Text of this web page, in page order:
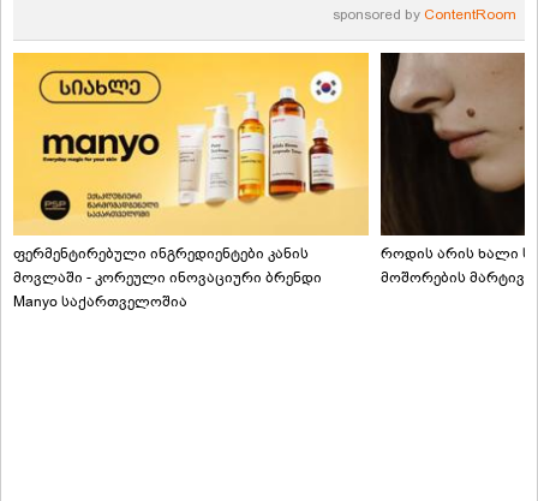
sponsored by ContentRoom
ფერმენტირებული ინგრედიენტები კანის
მოვლაში - კორეული ინოვაციური ბრენდი
Manyo საქართველოშია
როდის არის ხალი
მოშორების